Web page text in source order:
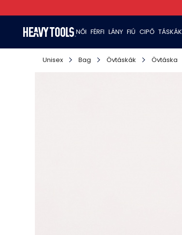
NŐI FÉRFI LÁNY FIÚ CIPŐ TÁSKÁK
Unisex Bag Övtáskák Övtáska